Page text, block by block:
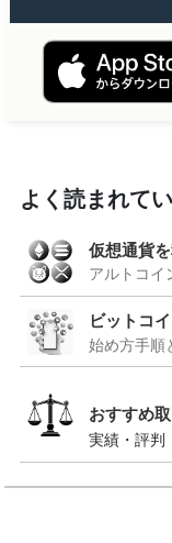
よく読まれて
仮想通貨
アルトコイ
ビットコ
始め方手順
おすすめ
実績・評判